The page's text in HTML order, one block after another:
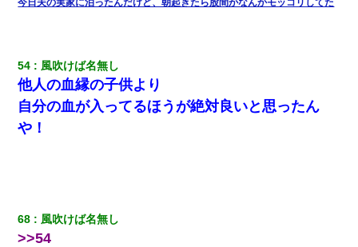
今日夫の実家に泊ったんだけど、朝起きたら股間がなんかモッコリしてた
54 風吹けば名無し
他人の血縁の子供より
自分の血が入ってるほうが絶対良いと思ったん
や！
68 風吹けば名無し
>>54